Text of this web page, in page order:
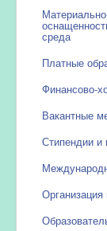
среда
Платные
Финансово-
Вакантные
Стипендии
Организация